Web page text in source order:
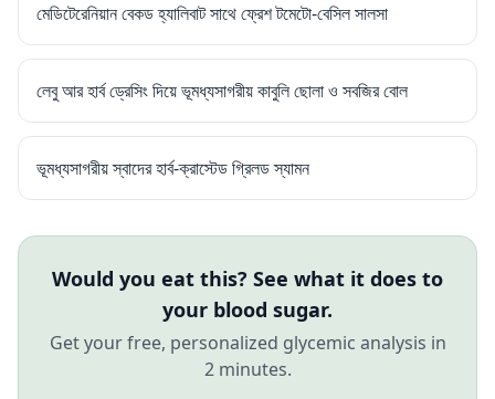
মেডিটেরেনিয়ান বেকড হ্যালিবাট সাথে ফ্রেশ টমেটো-বেসিল সালসা
লেবু আর হার্ব ড্রেসিং দিয়ে ভূমধ্যসাগরীয় কাবুলি ছোলা ও সবজির বোল
ভূমধ্যসাগরীয় স্বাদের হার্ব-ক্রাস্টেড গ্রিলড স্যামন
Would you eat this? See what it does to
your blood sugar.
Get your free, personalized glycemic analysis in
2 minutes.